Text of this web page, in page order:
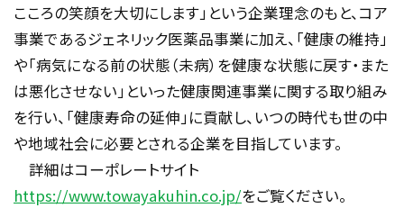
こころの笑顔を大切にします」という企業理念のもと、コア
事業であるジェネリック医薬品事業に加え、「健康の維持」
や「病気になる前の状態（未病）を健康な状態に戻す・また
は悪化させない」といった健康関連事業に関する取り組み
を行い、「健康寿命の延伸」に貢献し、いつの時代も世の中
や地域社会に必要とされる企業を目指しています。
詳細はコーポレートサイト
https://www.towayakuhin.co.jp/をご覧ください。